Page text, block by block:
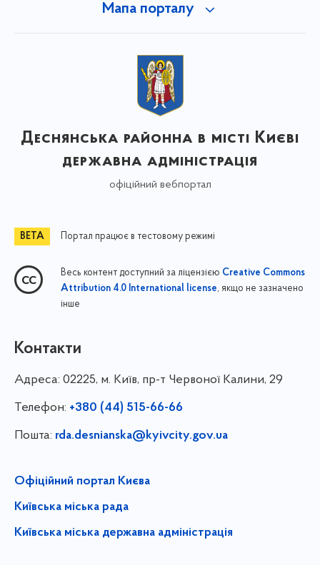
Мапа порталу
Деснянська районна в місті Києві
державна адміністрація
офіційний вебпортал
Портал працює в тестовому режимі
Весь контент доступний за ліцензією Creative Commons
Attribution 4.0 International license, якщо не зазначено
інше
Контакти
Адреса: 02225, м. Київ, пр-т Червоної Калини, 29
Телефон: +380 (44) 515-66-66
Пошта: rda.desnianska@kyivcity.gov.ua
Офіційний портал Києва
Київська міська рада
Київська міська державна адміністрація